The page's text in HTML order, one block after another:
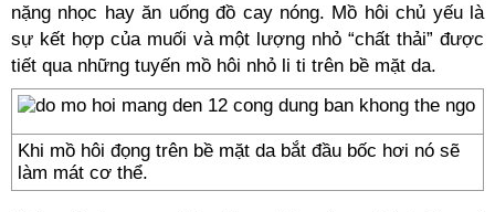
nặng nhọc hay ăn uống đồ cay nóng. Mồ hôi chủ yếu là
sự kết hợp của muối và một lượng nhỏ “chất thải” được
tiết qua những tuyến mồ hôi nhỏ li ti trên bề mặt da.
Khi mồ hôi đọng trên bề mặt da bắt đầu bốc hơi nó sẽ
làm mát cơ thể.